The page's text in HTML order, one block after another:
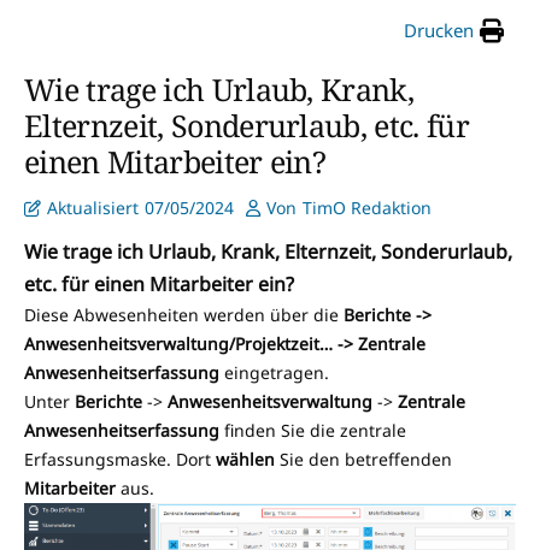
Drucken
Wie trage ich Urlaub, Krank,
Elternzeit, Sonderurlaub, etc. für
einen Mitarbeiter ein?
Aktualisiert 07/05/2024 Von TimO Redaktion
Wie trage ich Urlaub, Krank, Elternzeit, Sonderurlaub,
etc. für einen Mitarbeiter ein?
Diese Abwesenheiten werden über die Berichte ->
Anwesenheitsverwaltung/Projektzeit… -> Zentrale
Anwesenheitserfassung eingetragen.
Unter Berichte -> Anwesenheitsverwaltung -> Zentrale
Anwesenheitserfassung finden Sie die zentrale
Erfassungsmaske. Dort wählen Sie den betreffenden
Mitarbeiter aus.